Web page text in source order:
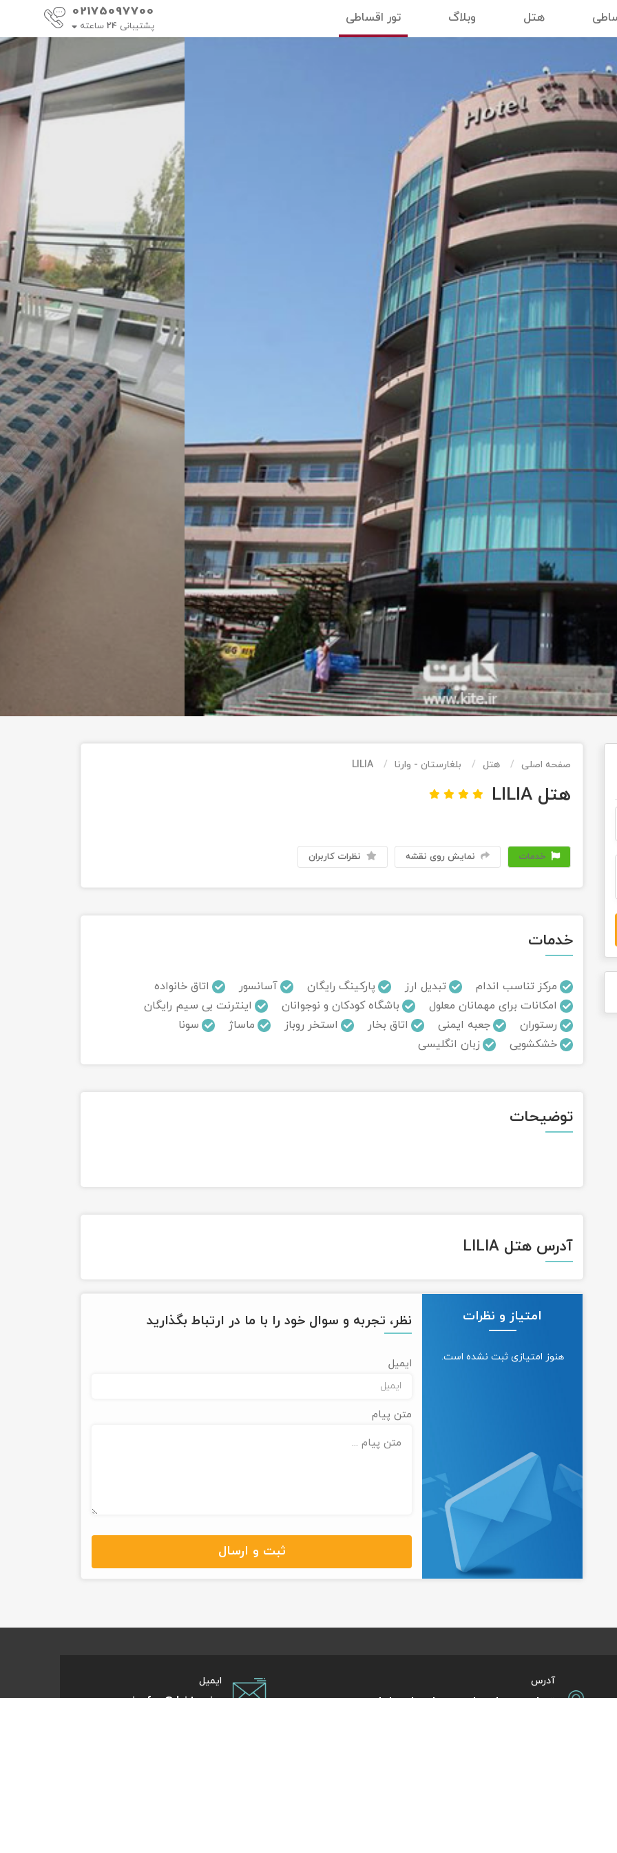
هتل وبلاگ تور اقساطی 02175097700
پشتیبانی 24 ساعته
صفحه اصلی هتل بلغارستان - وارنا LILIA
هتل LILIA
خدمات نمایش روی نقشه نظرات کاربران
خدمات
مرکز تناسب اندام تبدیل ارز پارکینگ رایگان آسانسور
اتاق خانواده
امکانات برای مهمانان معلول
باشگاه کودکان و نوجوانان
اینترنت بی سیم رایگان
رستوران
جعبه ایمنی اتاق بخار استخر روباز ماساژ
سونا
خشکشویی
زبان انگلیسی
توضیحات
آدرس هتل LILIA
امتیاز و نظرات
هنوز امتیازی ثبت نشده است.
نظر، تجربه و سوال خود را با ما در ارتباط بگذارید
ایمیل
متن پیام
ثبت و ارسال
آدرس
تهران، میدان ولیعصر، ابتدای بلوار
ایمیل
info@kite.ir